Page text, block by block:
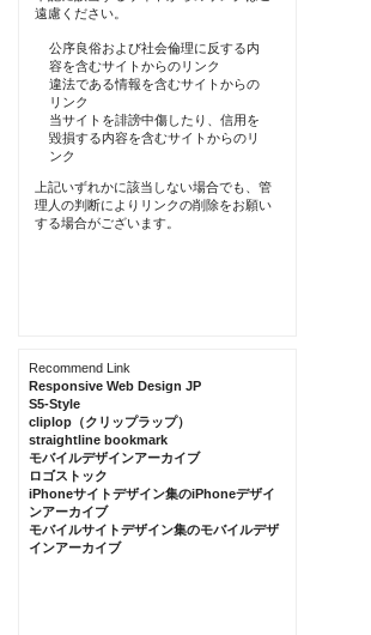
遠慮ください。
公序良俗および社会倫理に反する内
容を含むサイトからのリンク
違法である情報を含むサイトからの
リンク
当サイトを誹謗中傷したり、信用を
毀損する内容を含むサイトからのリ
ンク
上記いずれかに該当しない場合でも、管
理人の判断によりリンクの削除をお願い
する場合がございます。
Recommend Link
Responsive Web Design JP
S5-Style
cliplop（クリップラップ）
straightline bookmark
モバイルデザインアーカイブ
ロゴストック
iPhoneサイトデザイン集のiPhoneデザイ
ンアーカイブ
モバイルサイトデザイン集のモバイルデザ
インアーカイブ